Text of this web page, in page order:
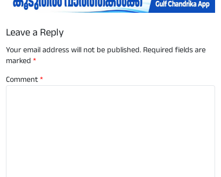
Leave a Reply
Your email address will not be published. Required fields are
marked *
Comment*